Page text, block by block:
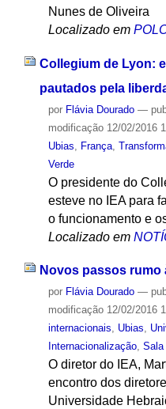
Nunes de Oliveira
Localizado em
Collegium de Lyon:
pautados pela
por Flávia Dourado —
modificação12/02/2016
Ubias
França,
Verde
O presidente do
esteve no IEA para
o funcionamento e
Localizado em
Novos passos rumo
por Flávia Dourado —
modificação12/02/2016
internacionais, Ubias,
Internacionalização, Sala
O diretor do IEA,
encontro dos
Universidade